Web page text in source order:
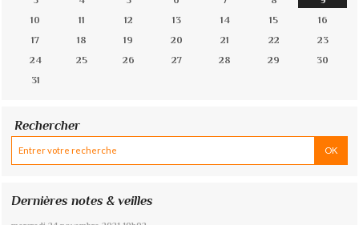
10
11 12 13 14 15
16
17
18 19 20 21 22
23
24
25 26 27 28 29
30
31
Rechercher
Dernières notes & veilles